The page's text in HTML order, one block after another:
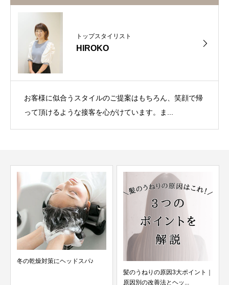
トップスタイリスト
HIROKO
お客様に似合うスタイルのご提案はもちろん、笑顔で帰
って頂けるような接客を心がけています。ま...
冬の乾燥対策にヘッドスパ♪
髪のうねりの原因3大ポイント｜
原因別の改善法とヘッ...